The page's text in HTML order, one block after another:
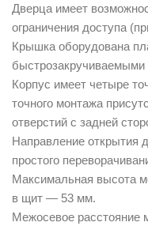
Дверца имеет
ограничения доступа
Крышка оборудована
быстрозакручиваемыми
Корпус имеет четыре
точного монтажа
отверстий с задней
Направление открытия
простого
Максимальная высота
в щит — 53 мм.
Межосевое